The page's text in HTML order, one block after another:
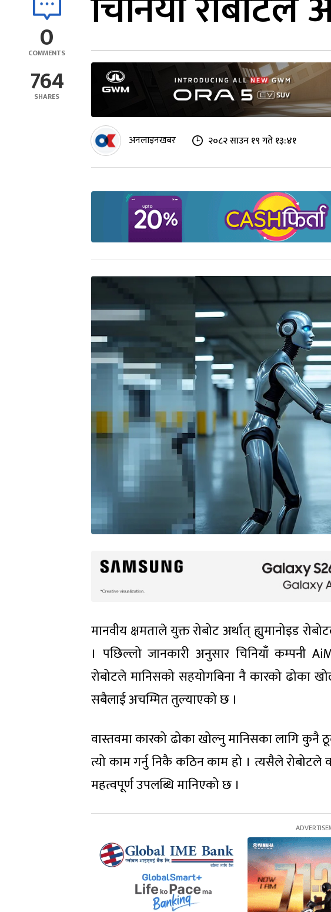
0
COMMENTS
764
SHARES
अनलाइनखबर २०८२ साउन १९ गते १३:४१
मानवीय क्षमताले युक्त रोबोट अर्थात् ह्युमानोइड
। पछिल्लो जानकारी अनुसार चिनियाँ कम्पनी
रोबोटले मानिसको सहयोगबिना नै कारको
सबैलाई अचम्मित तुल्याएको छ ।
वास्तवमा कारको ढोका खोल्नु मानिसका लागि कुनै
त्यो काम गर्नु निकै कठिन काम हो । त्यसैले रोबोटले
महत्वपूर्ण उपलब्धि मानिएको छ ।